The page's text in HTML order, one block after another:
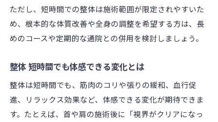
ただし、短時間での整体は施術範囲が限定されやすいた
め、根本的な体質改善や全身の調整を希望する方は、長
めのコースや定期的な通院との併用を検討しましょう。
整体 短時間でも体感できる変化とは
整体は短時間でも、筋肉のコリや張りの緩和、血行促
進、リラックス効果など、体感できる変化が期待できま
す。たとえば、首や肩の施術後に「視界がクリアになっ